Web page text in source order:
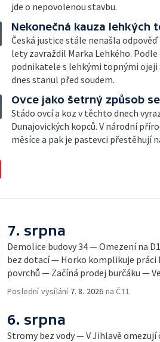
jde o nepovolenou stavbu.
Nekonečná kauza lehkých
Česká justice stále nenašla
lety zavraždil Marka Lehkého.
podnikatele s lehkými topnými
dnes stanul před soudem.
Ovce jako šetrný způsob
Stádo ovcí a koz v těchto dnech
Dunajovických kopců. V národní
měsíce a pak je pastevci přestěhují
7. srpna
Demolice budovy 34 — Omezení na
bez dotací — Horko komplikuje práci
povrchů — Začíná prodej burčáku —
Poslední vysílání 7. 8. 2026 na ČT1
6. srpna
Stromy bez vody — V Jihlavě